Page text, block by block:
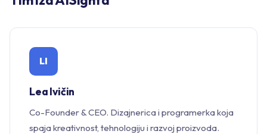
LI
Lea Ivičin
Co-Founder & CEO. Dizajnerica i programerka koja
spaja kreativnost, tehnologiju i razvoj proizvoda.